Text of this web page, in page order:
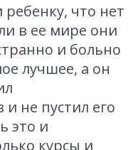
что нет
в ее мире они
и больно
лучшее, а он
не пустил его
это и
курсы и